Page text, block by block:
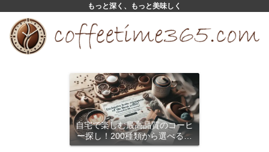
もっと深く、もっと美味しく
自宅で楽しむ最高品質のコーヒ
ー探し！200種類から選べるサ
ブスクリプション